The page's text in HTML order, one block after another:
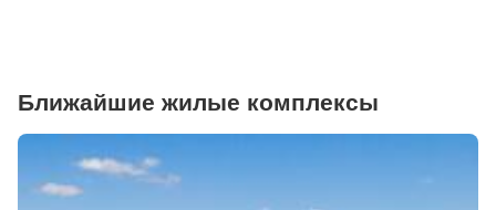
Ближайшие жилые комплексы